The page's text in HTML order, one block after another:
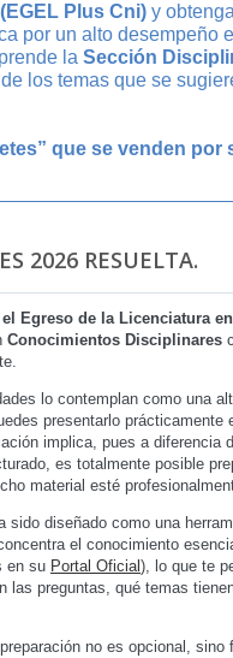
Plus Cni) y
por un alto desempeño
la Sección
los temas que se
que se venden por
2026 RESUELTA.
el Egreso de la Licenciatura
Conocimientos Disciplinares
lo contemplan como una
presentarlo prácticamente
implica, pues a diferencia
es totalmente posible
material esté
sido diseñado como una
el conocimiento
en su Portal Oficial), lo que te
las preguntas, qué temas
no es opcional, sino